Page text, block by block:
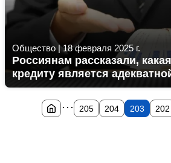
Общество |18 февраля 2025 г.
Россиянам рассказали,
кредиту является
... 205 204 203 202